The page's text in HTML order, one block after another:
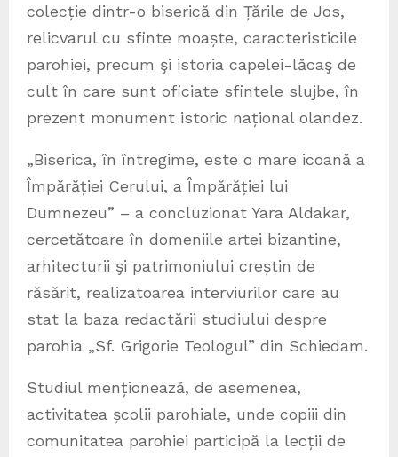
colecție dintr-o biserică din Țările de Jos,
relicvarul cu sfinte moaște, caracteristicile
parohiei, precum şi istoria capelei-lăcaş de
cult în care sunt oficiate sfintele slujbe, în
prezent monument istoric național olandez.
„Biserica, în întregime, este o mare icoană a
Împărăției Cerului, a Împărăției lui
Dumnezeu” – a concluzionat Yara Aldakar,
cercetătoare în domeniile artei bizantine,
arhitecturii şi patrimoniului creștin de
răsărit, realizatoarea interviurilor care au
stat la baza redactării studiului despre
parohia „Sf. Grigorie Teologul” din Schiedam.
Studiul menționează, de asemenea,
activitatea școlii parohiale, unde copiii din
comunitatea parohiei participă la lecții de